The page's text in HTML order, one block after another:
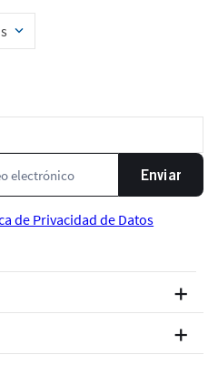
Enviar
de Privacidad de Datos